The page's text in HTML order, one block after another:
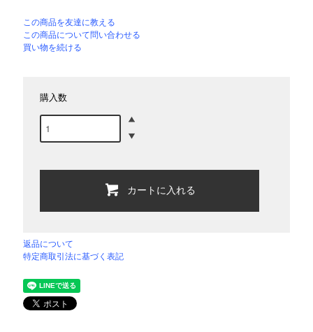
この商品を友達に教える
この商品について問い合わせる
買い物を続ける
購入数
カートに入れる
返品について
特定商取引法に基づく表記